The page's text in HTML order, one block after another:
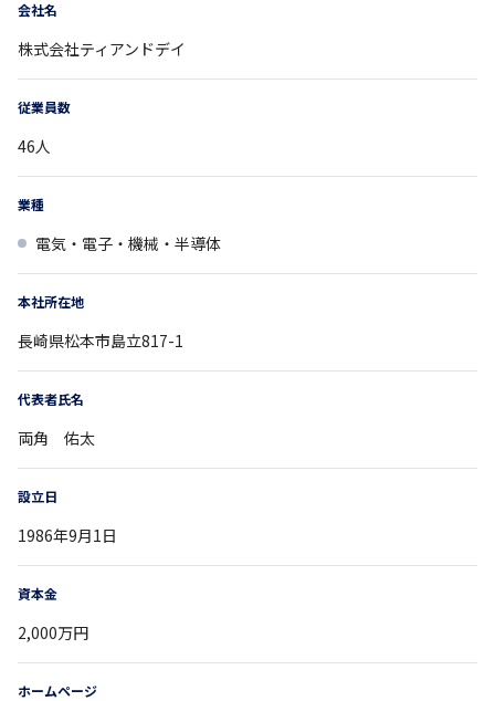
会社名
株式会社ティアンドデイ
従業員数
46人
業種
電気・電子・機械・半導体
本社所在地
長崎県松本市島立817-1
代表者氏名
両角 佑太
設立日
1986年9月1日
資本金
2,000万円
ホームページ